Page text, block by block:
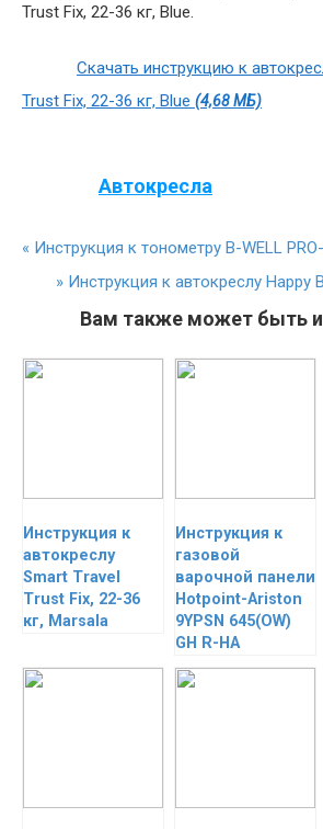
Trust Fix, 22-36 кг, Blue.
Скачать инструкцию к
Trust Fix, 22-36 кг, Blue (4,68 МБ)
Автокресла
« Инструкция к тонометру B-WELL
» Инструкция к автокреслу Happy
Вам также может быть
Инструкция к
автокреслу
Smart Travel
Trust Fix, 22-36
кг, Marsala
Инструкция к
газовой
варочной панели
Hotpoint-Ariston
9YPSN 645(OW)
GH R-HA